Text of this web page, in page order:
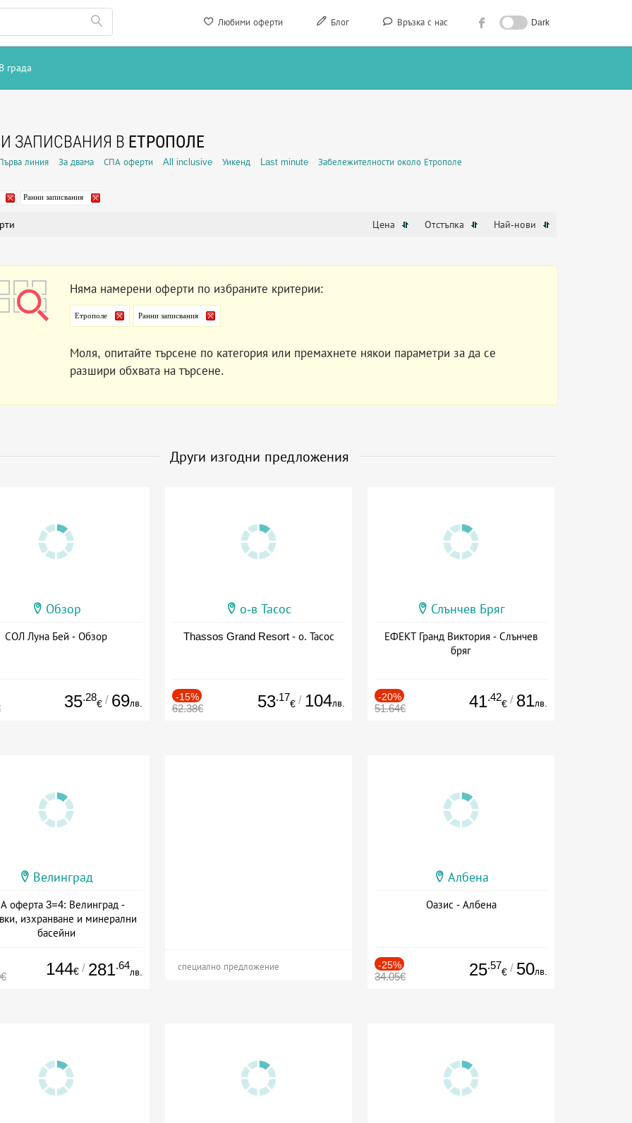
Любими оферти Блог Връзка с нас Dark
В града
ЗАПИСВАНИЯ В ЕТРОПОЛЕ
линия За двама СПА оферти All inclusive Уикенд Last minute Забележителности около Етрополе
Ранни записвания
Цена Отстъпка Най-нови
Няма намерени оферти по избраните критерии:
Етрополе Ранни записвания
Моля, опитайте търсене по категория или премахнете някои параметри за да се
разшири обхвата на търсене.
Други изгодни предложения
Обзор
СОЛ Луна Бей - Обзор
35.28
€ / 69лв.
о-в Тасос
Thassos Grand Resort - о. Тасос
-15%
62.38€ 53.17
€ / 104лв.
Слънчев Бряг
ЕФЕКТ Гранд Виктория - Слънчев
бряг
-20%
51.64€ 41.42
€ / 81лв.
Велинград
оферта 3=4: Велинград -
изхранване и минерални
басейни
144€ / 281.64
лв. специално предложение
Албена
Оазис - Албена
-25%
34.05€ 25.57
€ / 50лв.